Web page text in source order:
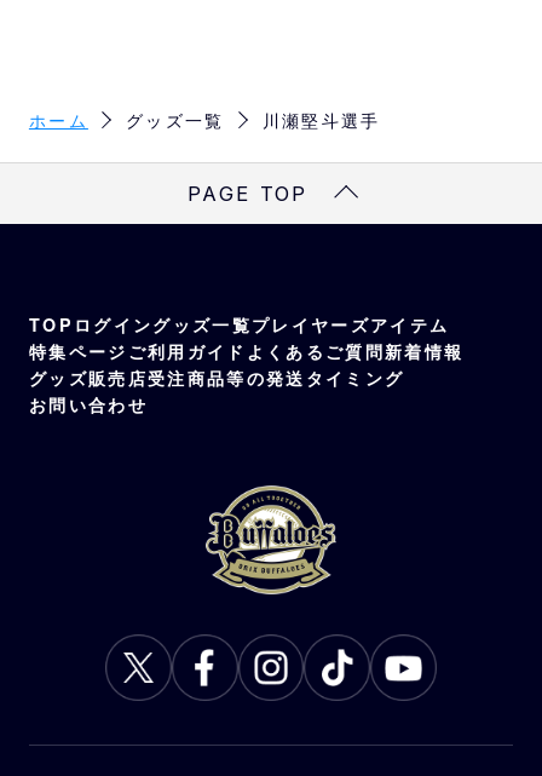
ホーム グッズ一覧 川瀬堅斗選手
PAGE TOP
TOP ログイングッズ一覧プレイヤーズアイテム
特集ページ ご利用ガイド よくあるご質問新着情報
グッズ販売店受注商品等の発送タイミング
お問い合わせ